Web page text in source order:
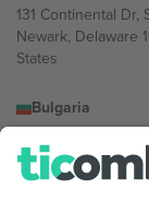
131 Continental Dr,
Newark, Delaware
States
Bulgaria
Totleben 53-55,
Bulgaria